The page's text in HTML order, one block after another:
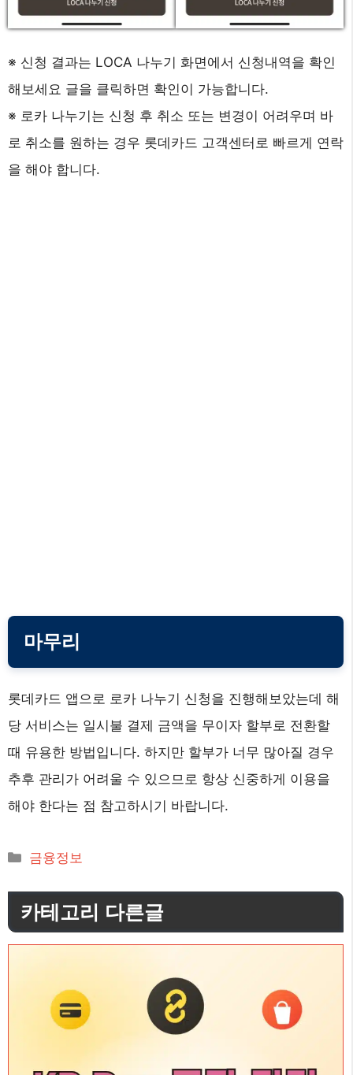
※ 신청 결과는 LOCA 나누기 화면에서 신청내역을 확인
해보세요 글을 클릭하면 확인이 가능합니다.
※ 로카 나누기는 신청 후 취소 또는 변경이 어려우며 바
로 취소를 원하는 경우 롯데카드 고객센터로 빠르게 연락
을 해야 합니다.
마무리
롯데카드 앱으로 로카 나누기 신청을 진행해보았는데 해
당 서비스는 일시불 결제 금액을 무이자 할부로 전환할
때 유용한 방법입니다. 하지만 할부가 너무 많아질 경우
추후 관리가 어려울 수 있으므로 항상 신중하게 이용을
해야 한다는 점 참고하시기 바랍니다.
카
고
리
금융정보
카테고리 다른글